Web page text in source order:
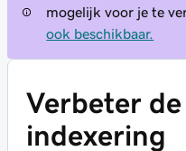
mogelijk voor je te
ook beschikbaar.
Verbeter
indexering